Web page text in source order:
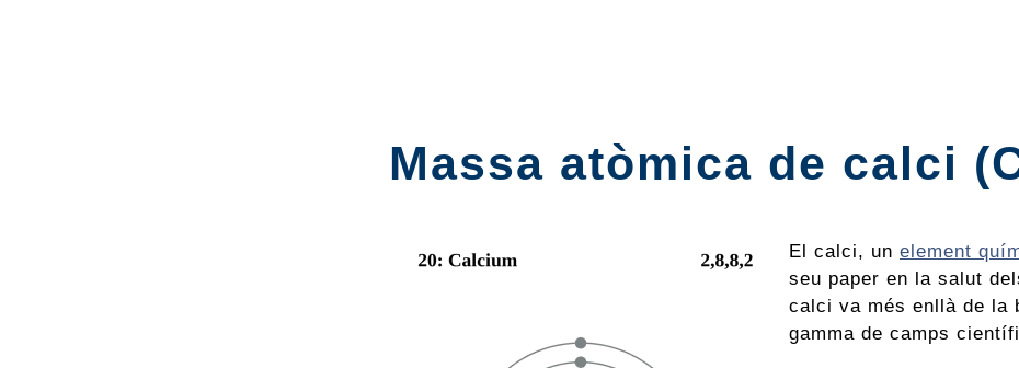
Massa atòmica de calci
El calci, un element
seu paper en la salut
calci va més enllà de la
gamma de camps